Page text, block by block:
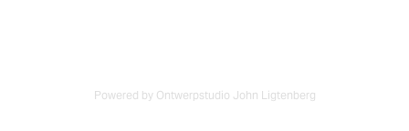
Powered by Ontwerpstudio John Ligtenberg